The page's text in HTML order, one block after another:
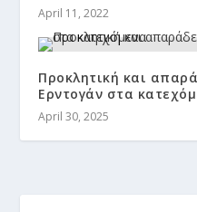
April 11, 2022
Προκλητική και
Ερντογάν στα
April 30, 2025